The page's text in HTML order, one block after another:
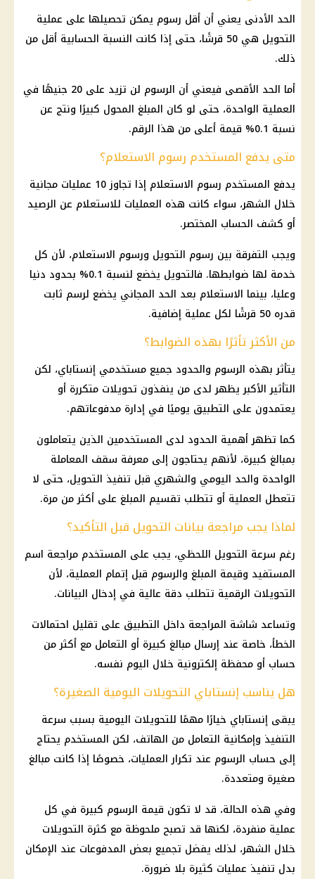
الحد الأدنى يعني أن أقل رسوم يمكن تحصيلها على عملية
التحويل هي 50 قرشًا، حتى إذا كانت النسبة الحسابية أقل من
ذلك.
أما الحد الأقصى فيعني أن الرسوم لن تزيد على 20 جنيهًا في
العملية الواحدة، حتى لو كان المبلغ المحول كبيرًا ونتج عن
نسبة 0.1% قيمة أعلى من هذا الرقم.
متى يدفع المستخدم رسوم الاستعلام؟
يدفع المستخدم رسوم الاستعلام إذا تجاوز 10 عمليات مجانية
خلال الشهر، سواء كانت هذه العمليات للاستعلام عن الرصيد
أو كشف الحساب المختصر.
ويجب التفرقة بين رسوم التحويل ورسوم الاستعلام، لأن كل
خدمة لها ضوابطها. فالتحويل يخضع لنسبة 0.1% بحدود دنيا
وعليا، بينما الاستعلام بعد الحد المجاني يخضع لرسم ثابت
قدره 50 قرشًا لكل عملية إضافية.
من الأكثر تأثرًا بهذه الضوابط؟
يتأثر بهذه الرسوم والحدود جميع مستخدمي إنستاباي، لكن
التأثير الأكبر يظهر لدى من ينفذون تحويلات متكررة أو
يعتمدون على التطبيق يوميًا في إدارة مدفوعاتهم.
كما تظهر أهمية الحدود لدى المستخدمين الذين يتعاملون
بمبالغ كبيرة، لأنهم يحتاجون إلى معرفة سقف المعاملة
الواحدة والحد اليومي والشهري قبل تنفيذ التحويل، حتى لا
تتعطل العملية أو تتطلب تقسيم المبلغ على أكثر من مرة.
لماذا يجب مراجعة بيانات التحويل قبل التأكيد؟
رغم سرعة التحويل اللحظي، يجب على المستخدم مراجعة اسم
المستفيد وقيمة المبلغ والرسوم قبل إتمام العملية، لأن
التحويلات الرقمية تتطلب دقة عالية في إدخال البيانات.
وتساعد شاشة المراجعة داخل التطبيق على تقليل احتمالات
الخطأ، خاصة عند إرسال مبالغ كبيرة أو التعامل مع أكثر من
حساب أو محفظة إلكترونية خلال اليوم نفسه.
هل يناسب إنستاباي التحويلات اليومية الصغيرة؟
يبقى إنستاباي خيارًا مهمًا للتحويلات اليومية بسبب سرعة
التنفيذ وإمكانية التعامل من الهاتف، لكن المستخدم يحتاج
إلى حساب الرسوم عند تكرار العمليات، خصوصًا إذا كانت مبالغ
صغيرة ومتعددة.
وفي هذه الحالة، قد لا تكون قيمة الرسوم كبيرة في كل
عملية منفردة، لكنها قد تصبح ملحوظة مع كثرة التحويلات
خلال الشهر، لذلك يفضل تجميع بعض المدفوعات عند الإمكان
بدل تنفيذ عمليات كثيرة بلا ضرورة.